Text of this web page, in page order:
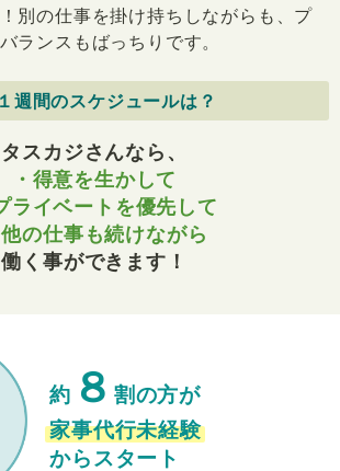
別の仕事を掛け持ちしながらも、プ
ランスもばっちりです。
週間のスケジュールは？
タスカジさんなら、
・得意を生かして
ライベートを優先して
他の仕事も続けながら
働く事ができます！
約 ８ 割の方が
家事代行未経験
からスタート